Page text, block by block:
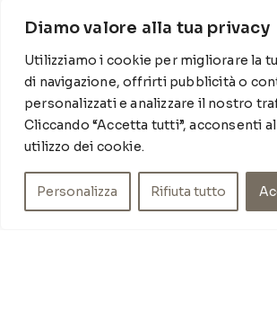
Diamo valore alla tua privacy
Utilizziamo i cookie per migliorare la
di navigazione, offrirti pubblicità o
personalizzati e analizzare il nostro
Cliccando “Accetta tutti”, acconsenti
utilizzo dei cookie.
Personalizza Rifiuta tutto
Contrada Locosantissimo 1316 -
mare
: 080 917 78 89
WZ: 329 6510725
info@poishome.it
INFO
Chi siamo
Cookie Policy
Privacy Policy